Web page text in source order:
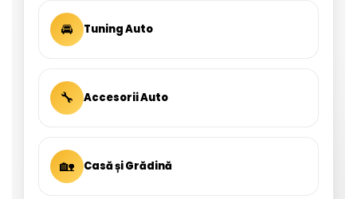
🚘 Tuning Auto
🔧 Accesorii Auto
🏡 Casă și Grădină